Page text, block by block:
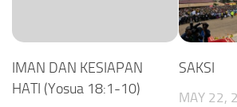
IMAN DAN KESIAPAN
HATI (Yosua 18:1-10)
SAKSI
MAY 22,